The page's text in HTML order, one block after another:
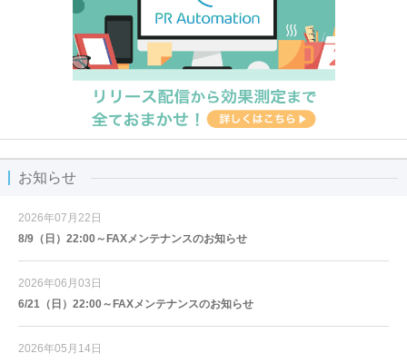
お知らせ
2026年07月22日
8/9（日）22:00～FAXメンテナンスのお知らせ
2026年06月03日
6/21（日）22:00～FAXメンテナンスのお知らせ
2026年05月14日